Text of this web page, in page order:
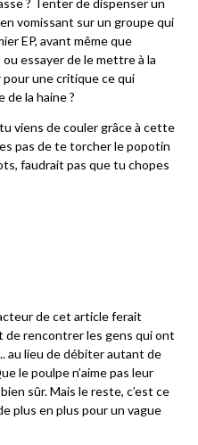
? Tenter de dispenser un
vomissant sur un groupe qui
EP, avant même que
essayer de le mettre à la
une critique ce qui
de la haine ?
viens de couler grâce à cette
pas de te torcher le popotin
faudrait pas que tu chopes
de cet article ferait
de rencontrer les gens qui ont
au lieu de débiter autant de
le poulpe n’aime pas leur
sûr. Mais le reste, c’est ce
plus en plus pour un vague